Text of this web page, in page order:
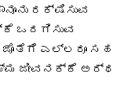
ರಕ್ಷಿಸುವ
ಒದಗಿಸುವ
ಎಲ್ಲರೂ ಸಹ
ಜೀವನಕ್ಕೆ ಅರ್ಥ